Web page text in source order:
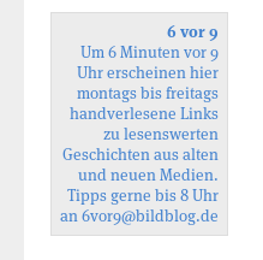
6 vor 9
Um 6 Minuten vor 9
Uhr erscheinen hier
montags bis freitags
handverlesene Links
zu lesenswerten
Geschichten aus alten
und neuen Medien.
Tipps gerne bis 8 Uhr
an6vor9@bildblog.de